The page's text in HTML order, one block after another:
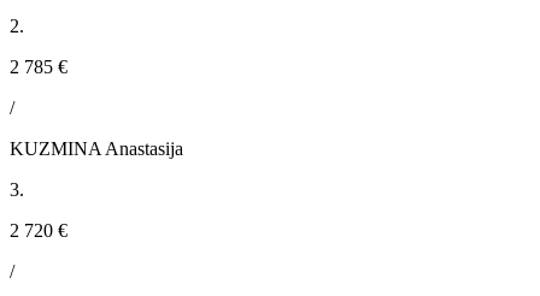
2.
2 785 €
/
KUZMINA Anastasija
3.
2 720 €
/